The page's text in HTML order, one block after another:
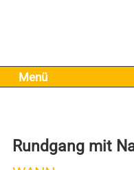
Menü
Rundgang mit